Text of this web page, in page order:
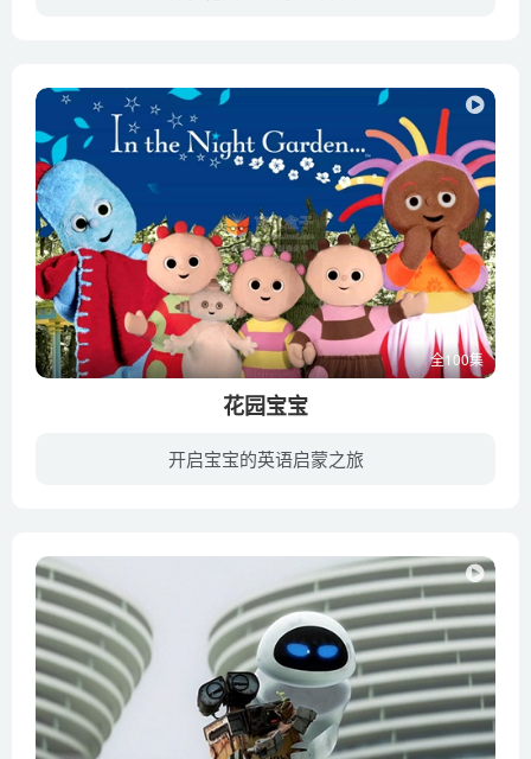
全100集
花园宝宝
开启宝宝的英语启蒙之旅